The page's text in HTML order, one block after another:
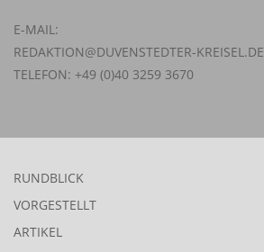
E-MAIL:
REDAKTION@DUVENSTEDTER-KREISEL.DE
TELEFON: +49 (0)40 3259 3670
RUNDBLICK
VORGESTELLT
ARTIKEL